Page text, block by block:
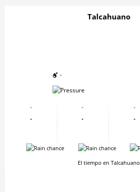
Talcahuano
-
-
-
-
-
-
-
-
-
-
-
El tiempo en Talcahuano